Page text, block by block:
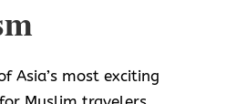
Asia’s most exciting